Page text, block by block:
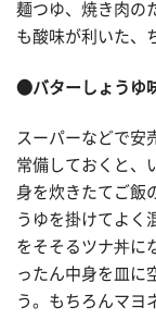
麺つゆ、焼き肉の
も酸味が利いた、
●バターしょうゆ
スーパーなどで安
常備しておくと、
身を炊きたてご飯
うゆを掛けてよく
をそそるツナ丼に
ったん中身を皿に
う。もちろんマヨ